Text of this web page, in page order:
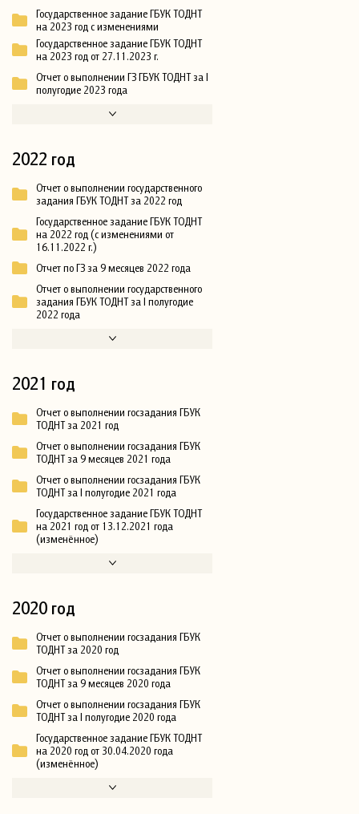
Государственное задание ГБУК ТОДНТ
на 2023 год с изменениями
Государственное задание ГБУК ТОДНТ
на 2023 год от 27.11.2023 г.
Отчет о выполнении ГЗ ГБУК ТОДНТ за I
полугодие 2023 года
2022 год
Отчет о выполнении государственного
задания ГБУК ТОДНТ за 2022 год
Государственное задание ГБУК ТОДНТ
на 2022 год (с изменениями от
16.11.2022 г.)
Отчет по ГЗ за 9 месяцев 2022 года
Отчет о выполнении государственного
задания ГБУК ТОДНТ за I полугодие
2022 года
2021 год
Отчет о выполнении госзадания ГБУК
ТОДНТ за 2021 год
Отчет о выполнении госзадания ГБУК
ТОДНТ за 9 месяцев 2021 года
Отчет о выполнении госзадания ГБУК
ТОДНТ за I полугодие 2021 года
Государственное задание ГБУК ТОДНТ
на 2021 год от 13.12.2021 года
(изменённое)
2020 год
Отчет о выполнении госзадания ГБУК
ТОДНТ за 2020 год
Отчет о выполнении госзадания ГБУК
ТОДНТ за 9 месяцев 2020 года
Отчет о выполнении госзадания ГБУК
ТОДНТ за I полугодие 2020 года
Государственное задание ГБУК ТОДНТ
на 2020 год от 30.04.2020 года
(изменённое)